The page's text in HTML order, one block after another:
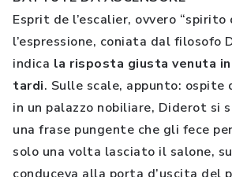
Esprit de l’escalier, ovvero “spirito
l’espressione, coniata dal filosofo
indica la risposta giusta venuta
tardi. Sulle scale, appunto: ospite
in un palazzo nobiliare, Diderot si
una frase pungente che gli fece
solo una volta lasciato il salone,